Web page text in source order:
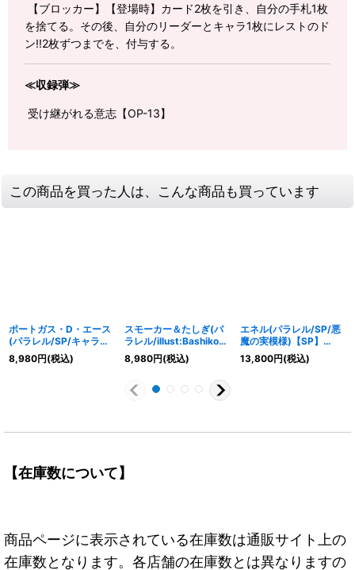
【ブロッカー】【登場時】カード2枚を引き、自分の手札1枚
を捨てる。その後、自分のリーダーとキャラ1枚にレストのド
ン!!2枚ずつまでを、付与する。
≪収録弾≫
受け継がれる意志【OP-13】
この商品を買った人は、こんな商品も買っています
ポートガス・D・エース
(パラレル/SP/キャラ背
景)【SP】{EB02-
028[OP13]}
8,980円(税込)
スモーカー＆たしぎ(パ
ラレル/illust:Bashikou)
【SP】{EB04-003}
8,980円(税込)
エネル(パラレル/SP/悪
魔の実模様)【SP】
{EB02-052[OP15]}
13,800円(税込)
【在庫数について】
商品ページに表示されている在庫数は通販サイト上の
在庫数となります。各店舗の在庫数とは異なりますの